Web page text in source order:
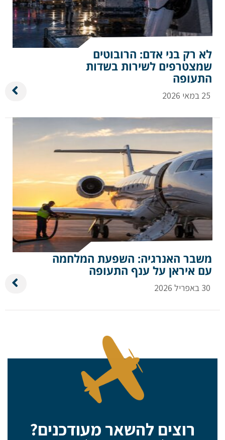
לא רק בני אדם: הרובוטים
שמצטרפים לשירות בשדות
התעופה
25 במאי 2026
משבר האנרגיה: השפעת המלחמה
עם איראן על ענף התעופה
30 באפריל 2026
רוצים להשאר מעודכנים?